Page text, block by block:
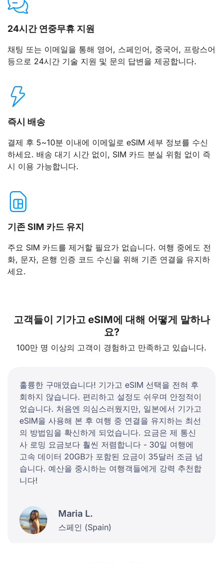
24시간 연중무휴 지원
채팅 또는 이메일을 통해 영어, 스페인어, 중국어, 프랑스어
등으로 24시간 기술 지원 및 문의 답변을 제공합니다.
즉시 배송
결제 후 5~10분 이내에 이메일로 eSIM 세부 정보를 수신
하세요. 배송 대기 시간 없이, SIM 카드 분실 위험 없이 즉
시 이용 가능합니다.
기존 SIM 카드 유지
주요 SIM 카드를 제거할 필요가 없습니다. 여행 중에도 전
화, 문자, 은행 인증 코드 수신을 위해 기존 연결을 유지하
세요.
고객들이 기가고 eSIM에 대해 어떻게 말하나
요?
100만 명 이상의 고객이 경험하고 만족하고 있습니다.
훌륭한 구매였습니다! 기가고 eSIM 선택을 전혀 후
회하지 않습니다. 편리하고 설정도 쉬우며 안정적이
었습니다. 처음엔 의심스러웠지만, 일본에서 기가고
eSIM을 사용해 본 후 여행 중 연결을 유지하는 최선
의 방법임을 확신하게 되었습니다. 요금은 제 통신
사 로밍 요금보다 훨씬 저렴합니다 - 30일 여행에
고속 데이터 20GB가 포함된 요금이 35달러 조금 넘
습니다. 예산을 중시하는 여행객들에게 강력 추천합
니다!
Maria L.
스페인 (Spain)